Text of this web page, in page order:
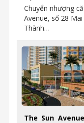
Chuyển nhượng
Avenue, số 28
Thành…
The Sun